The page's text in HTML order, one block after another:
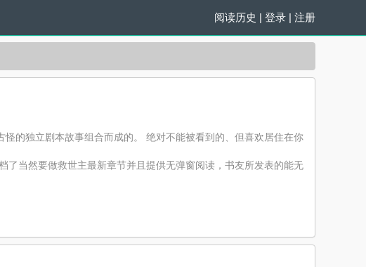
阅读历史 | 登录 | 注册
的独立剧本故事组合而成的。 绝对不能被看到的、但喜欢居住在你
了当然要做救世主最新章节并且提供无弹窗阅读，书友所发表的能无
者的观点。